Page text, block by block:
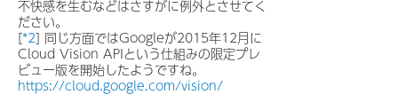
不快感を生むなどはさすがに例外とさせてく
ださい。
[*2] 同じ方面ではGoogleが2015年12月に
Cloud Vision APIという仕組みの限定プレ
ビュー版を開始したようですね。
https://cloud.google.com/vision/